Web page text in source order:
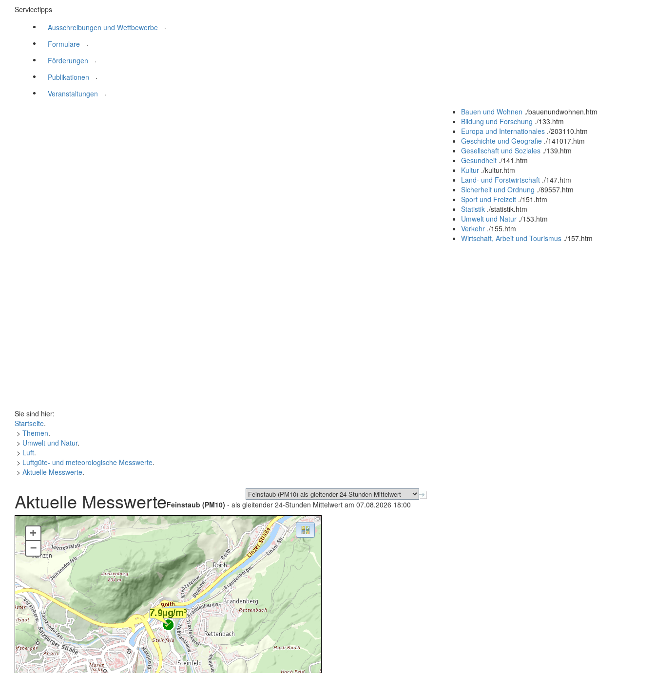
Servicetipps
Ausschreibungen und Wettbewerbe
.
Formulare
.
Förderungen
.
Publikationen
.
Veranstaltungen
.
Bauen und Wohnen ./bauenundwohnen.htm
Bildung und Forschung ./133.htm
Europa und Internationales ./203110.htm
Geschichte und Geografie ./141017.htm
Gesellschaft und Soziales ./139.htm
Gesundheit ./141.htm
Kultur ./kultur.htm
Land- und Forstwirtschaft ./147.htm
Sicherheit und Ordnung ./89557.htm
Sport und Freizeit ./151.htm
Statistik ./statistik.htm
Umwelt und Natur ./153.htm
Verkehr ./155.htm
Wirtschaft, Arbeit und Tourismus ./157.htm
Sie sind hier:
Startseite.
> Themen.
> Umwelt und Natur.
> Luft.
> Luftgüte- und meteorologische Messwerte.
> Aktuelle Messwerte.
Aktuelle MesswerteFeinstaub (PM10) - als gleitender 24-Stunden Mittelwert am 07.08.2026 18:00
+
–